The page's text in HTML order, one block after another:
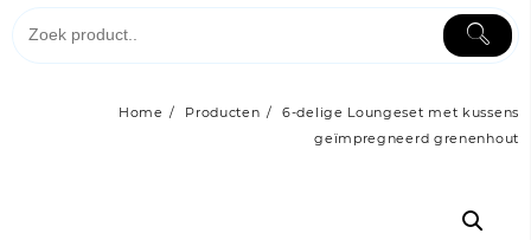
Home Producten
6-delige Loungeset met kussens
geïmpregneerd grenenhout